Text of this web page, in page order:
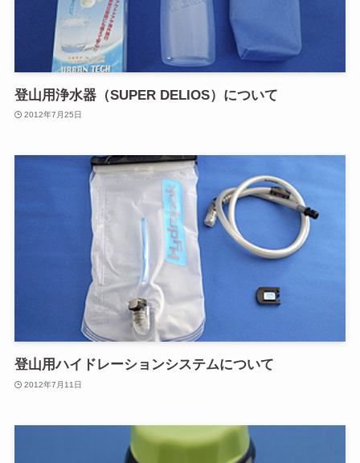
登山用浄水器（SUPER DELIOS）について
2012年7月25日
登山用ハイドレーションシステムについて
2012年7月11日